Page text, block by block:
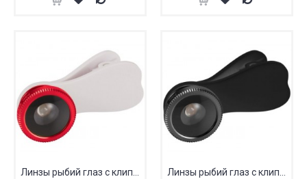
Линзы рыбий глаз с клипом Линзы рыбий глаз с клипом